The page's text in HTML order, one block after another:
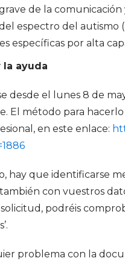
de la comunicación
espectro del autismo
específicas por alta
la ayuda
desde el lunes 8 de
El método para
en este enlace:
hay que identificarse
con vuestros
solicitud, podréis
problema con la